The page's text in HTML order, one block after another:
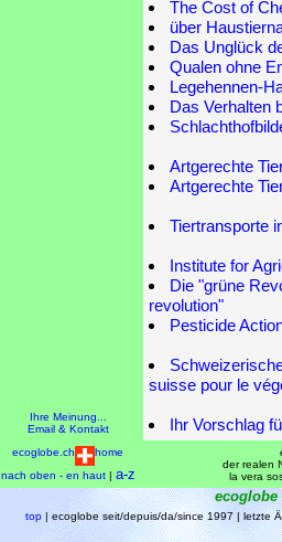
The Cost of
über
Das Unglück
Qualen ohne
Legehennen-
Das Verhalten
Artgerechte
Artgerechte
Tiertransporte
Institute for
Die "grüne
revolution"
Pesticide
suisse pour le
Ihr Vorschlag
Ihre Meinung...
Email & Kontakt
ecoglobe.ch
home
nach oben - en haut| a-z
der realen
la vera
ecoglobe
top| ecoglobe seit/depuis/da/since 1997 | letzte